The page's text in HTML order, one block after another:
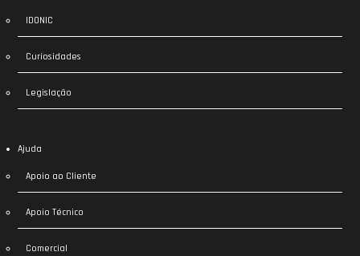
IDONIC
Curiosidades
Legislação
Ajuda
Apoio ao Cliente
Apoio Técnico
Comercial